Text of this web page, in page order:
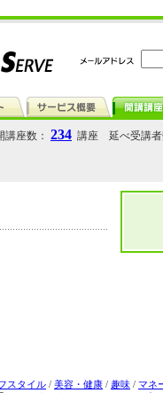
座数： 234 講座 延べ受講
スタイル / 美容・健康 / 趣味 / マネ